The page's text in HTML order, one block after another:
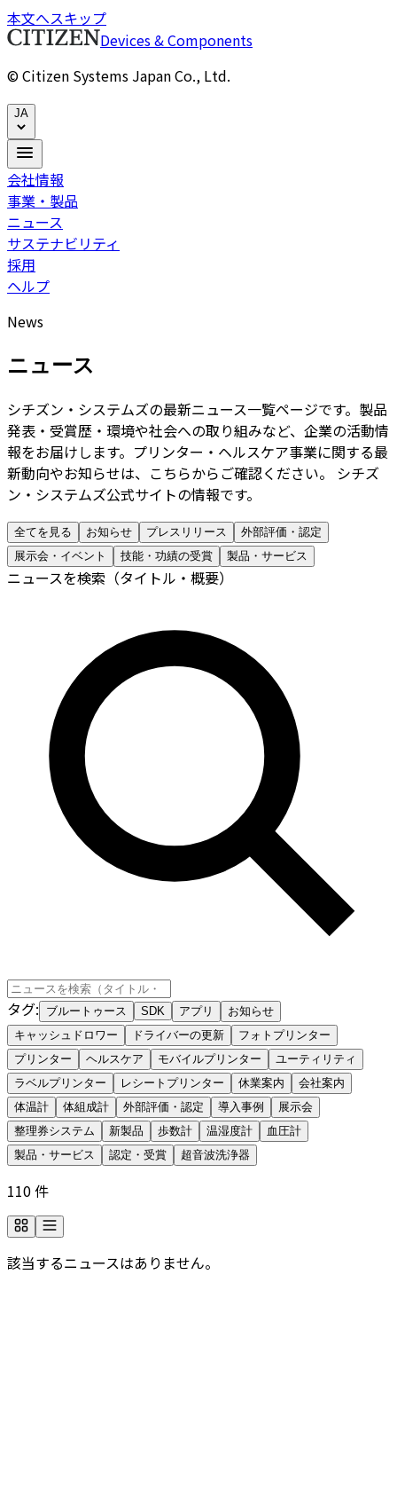
本文へスキップ
Devices & Components
© Citizen Systems Japan Co., Ltd.
JA
会社情報
事業・製品
ニュース
サステナビリティ
採用
ヘルプ
News
ニュース
シチズン・システムズの最新ニュース一覧ページです。製品
発表・受賞歴・環境や社会への取り組みなど、企業の活動情
報をお届けします。プリンター・ヘルスケア事業に関する最
新動向やお知らせは、こちらからご確認ください。 シチズ
ン・システムズ公式サイトの情報です。
全てを見る お知らせ プレスリリース
外部評価・認定
展示会・イベント
技能・功績の受賞 製品・サービス
ニュースを検索（タイトル・概要）
タグ: ブルートゥース SDK アプリ
お知らせ
キャッシュドロワー
ドライバーの更新
フォトプリンター
プリンター
ヘルスケア モバイルプリンター
ユーティリティ
ラベルプリンター
レシートプリンター 休業案内
会社案内
体温計
体組成計 外部評価・認定 導入事例
展示会
整理券システム
新製品 歩数計 温湿度計
血圧計
製品・サービス
認定・受賞 超音波洗浄器
110件
該当するニュースはありません。